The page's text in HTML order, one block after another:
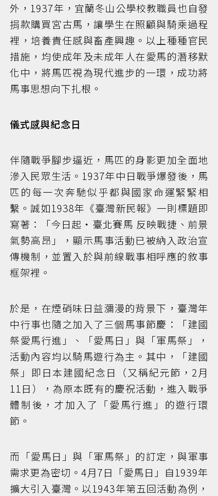
外，1937年，宜蘭冬山公學校教職員也自發
捐款購買宮古馬，讓學生在照顧與騎乘過程
裡，培養責任感與畜產興趣。以上種種官民
措施，均使成年及未成年人在愛馬的潛移默
化中，將馬匹視為現代進步的一環，成功將
馬事思想向下扎根。
儀式感與紀念日
伴隨戰爭腳步逼近，馬匹的身影更加全面地
滲入民眾生活。1937年中日戰爭爆發後，馬
匹的每一次奔馳似乎都與國家命運緊緊相
繫。誠如1938年《臺灣新民報》一則標題即
寫著：「今日起・臺北賽馬 反映戰捷、前景
氣勢高昂」，顯示馬事活動已被納入政治宣
傳機制，並置入於與前線戰事相呼應的敘事
框架裡。
於是，在煙硝味日益瀰漫的背景下，臺灣年
中行事也隨之加入了三個馬事節慶：「建國
祭愛馬行進」、「愛馬日」與「軍馬祭」，
活動內容均以騎馬遊行為主。其中，「建國
祭」即日本建國紀念日（又稱紀元節，2月
11日），為原本既有的慶祝活動，進入戰爭
體制後，才加入了「愛馬行進」的遊行環
節。
而「愛馬日」與「軍馬祭」的訂定，與軍事
需求更為密切。4月7日「愛馬日」自1939年
擴大引入臺灣。以1943年第五回活動為例，